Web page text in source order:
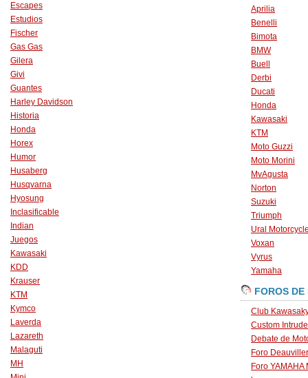
Escapes
Estudios
Fischer
Gas Gas
Gilera
Givi
Guantes
Harley Davidson
Historia
Honda
Horex
Humor
Husaberg
Husqvarna
Hyosung
Inclasificable
Indian
Juegos
Kawasaki
KDD
Krauser
KTM
Kymco
Laverda
Lazareth
Malaguti
MH
Aprilia
Benelli
Bimota
BMW
Buell
Derbi
Ducati
Honda
Kawasaki
KTM
Moto Guzzi
Moto Morini
MvAgusta
Norton
Suzuki
Triumph
Ural
Voxan
Vyrus
Yamaha
FOROS DE
Club
Custom
Debate de
Foro
Foro YAMAHA